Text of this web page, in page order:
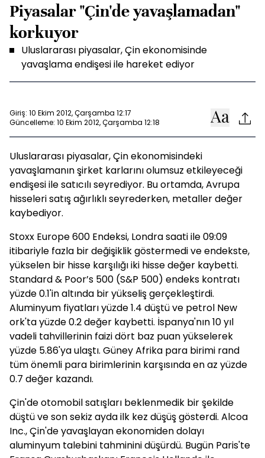
Piyasalar "Çin'de yavaşlamadan"
korkuyor
Uluslararası piyasalar, Çin ekonomisinde
yavaşlama endişesi ile hareket ediyor
Giriş: 10 Ekim 2012, Çarşamba 12:17
Güncelleme: 10 Ekim 2012, Çarşamba 12:18
Uluslararası piyasalar, Çin ekonomisindeki
yavaşlamanın şirket karlarını olumsuz etkileyeceği
endişesi ile satıcılı seyrediyor. Bu ortamda, Avrupa
hisseleri satış ağırlıklı seyrederken, metaller değer
kaybediyor.
Stoxx Europe 600 Endeksi, Londra saati ile 09:09
itibariyle fazla bir değişiklik göstermedi ve endekste,
yükselen bir hisse karşılığı iki hisse değer kaybetti.
Standard & Poor’s 500 (S&P 500) endeks kontratı
yüzde 0.1'in altında bir yükseliş gerçekleştirdi.
Aluminyum fiyatları yüzde 1.4 düştü ve petrol New
ork'ta yüzde 0.2 değer kaybetti. İspanya'nın 10 yıl
vadeli tahvillerinin faizi dört baz puan yükselerek
yüzde 5.86'ya ulaştı. Güney Afrika para birimi rand
tüm önemli para birimlerinin karşısında en az yüzde
0.7 değer kazandı.
Çin'de otomobil satışları beklenmedik bir şekilde
düştü ve son sekiz ayda ilk kez düşüş gösterdi. Alcoa
Inc., Çin'de yavaşlayan ekonomiden dolayı
aluminyum talebini tahminini düşürdü. Bugün Paris'te